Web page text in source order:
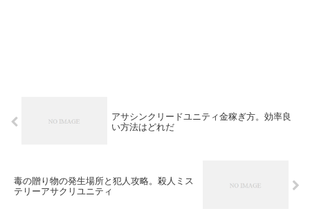
アサシンクリードユニティ金稼ぎ方。効率良
い方法はどれだ
毒の贈り物の発生場所と犯人攻略。殺人ミス
テリーアサクリユニティ